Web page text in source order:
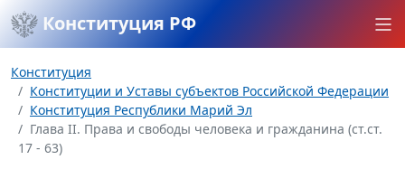
Конституция РФ
Конституция
Конституции и Уставы субъектов Российской Федерации
Конституция Республики Марий Эл
Глава II. Права и свободы человека и гражданина (ст.ст.
17 - 63)